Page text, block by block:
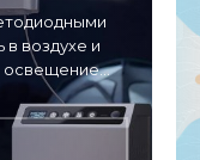
воздухе и
освещение
суток. В